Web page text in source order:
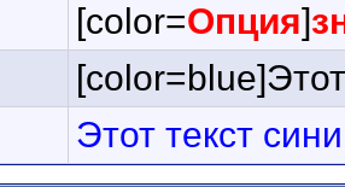
[color=Опция]
Этот текст